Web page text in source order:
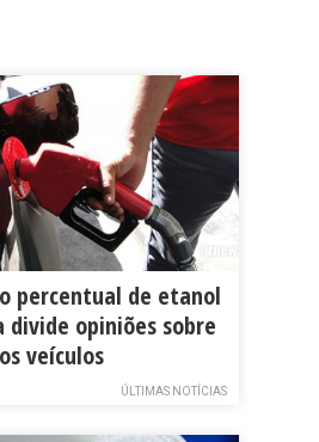
percentual de etanol
divide opiniões sobre
veículos
ÚLTIMAS NOTÍCIAS